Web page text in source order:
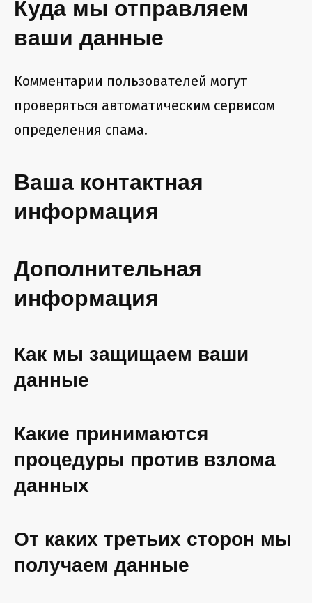
Куда мы отправляем
ваши данные
Комментарии пользователей могут
проверяться автоматическим сервисом
определения спама.
Ваша контактная
информация
Дополнительная
информация
Как мы защищаем ваши
данные
Какие принимаются
процедуры против взлома
данных
От каких третьих сторон мы
получаем данные